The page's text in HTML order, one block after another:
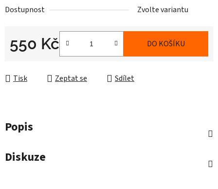
Dostupnost Zvolte variantu
550 Kč DO KOŠÍKU
Tisk Zeptat se Sdílet
Popis
Diskuze